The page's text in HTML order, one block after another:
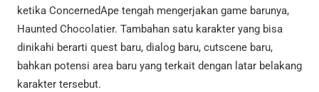
ketika ConcernedApe tengah mengerjakan game barunya,
Haunted Chocolatier. Tambahan satu karakter yang bisa
dinikahi berarti quest baru, dialog baru, cutscene baru,
bahkan potensi area baru yang terkait dengan latar belakang
karakter tersebut.